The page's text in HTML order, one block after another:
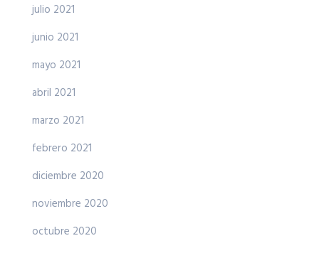
julio 2021
junio 2021
mayo 2021
abril 2021
marzo 2021
febrero 2021
diciembre 2020
noviembre 2020
octubre 2020